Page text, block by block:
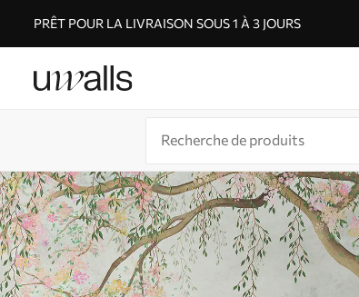
PRÊT POUR LA LIVRAISON SOUS 1 À 3 JOURS